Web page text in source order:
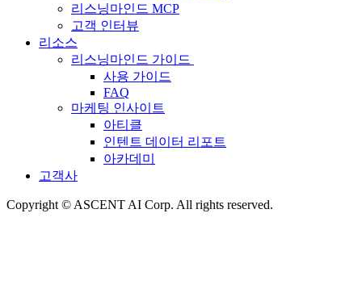
리스닝마인드 MCP
고객 인터뷰
리소스
리스닝마인드 가이드
사용 가이드
FAQ
마케팅 인사이트
아티클
인텐트 데이터 리포트
아카데미
고객사
Copyright © ASCENT AI Corp. All rights reserved.